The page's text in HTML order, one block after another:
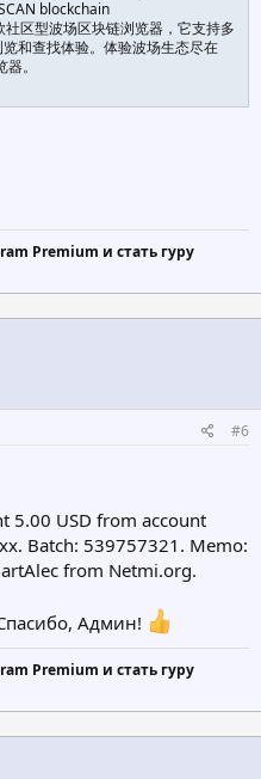
blockchain
社区型波场区块链浏览器，它支持多
和查找体验。体验波场生态尽在
。
Premium и стать гуру
#6
5.00 USD from account
Batch: 539757321. Memo:
from Netmi.org.
Админ!
Premium и стать гуру